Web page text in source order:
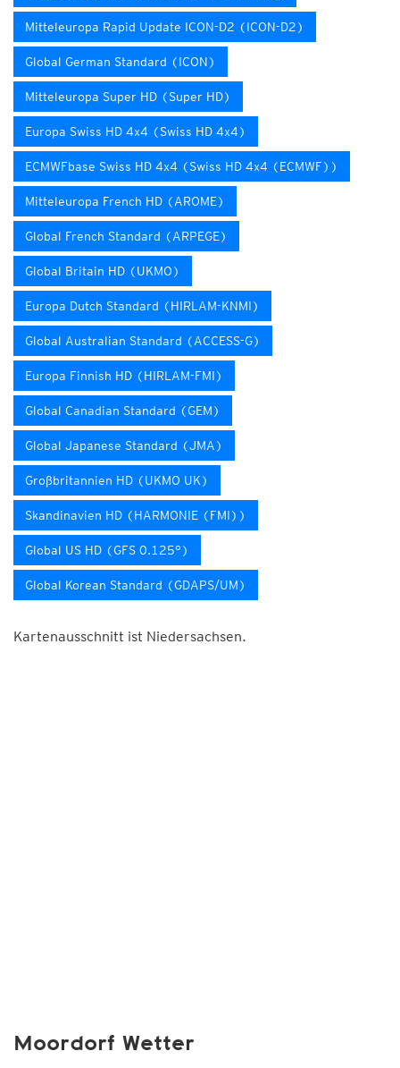
Mitteleuropa Rapid Update ICON-D2 (ICON-D2)
Global German Standard (ICON)
Mitteleuropa Super HD (Super HD)
Europa Swiss HD 4x4 (Swiss HD 4x4)
ECMWFbase Swiss HD 4x4 (Swiss HD 4x4 (ECMWF))
Mitteleuropa French HD (AROME)
Global French Standard (ARPEGE)
Global Britain HD (UKMO)
Europa Dutch Standard (HIRLAM-KNMI)
Global Australian Standard (ACCESS-G)
Europa Finnish HD (HIRLAM-FMI)
Global Canadian Standard (GEM)
Global Japanese Standard (JMA)
Großbritannien HD (UKMO UK)
Skandinavien HD (HARMONIE (FMI))
Global US HD (GFS 0.125°)
Global Korean Standard (GDAPS/UM)
Kartenausschnitt ist Niedersachsen.
Moordorf Wetter